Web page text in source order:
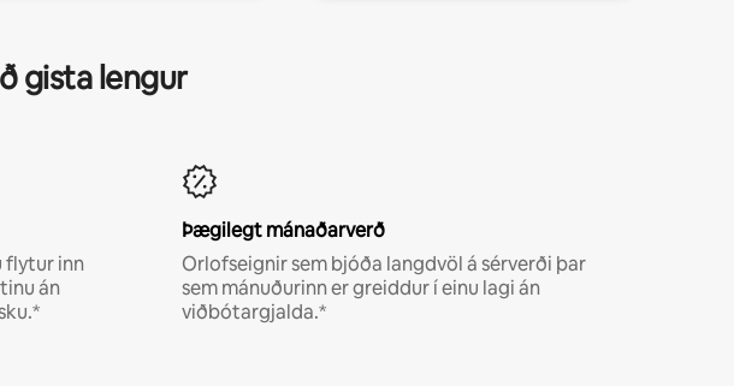
gista lengur
flytur inn
án
Þægilegt mánaðarverð
Orlofseignir sem bjóða langdvöl á sérverði þar
sem mánuðurinn er greiddur í einu lagi án
viðbótargjalda.*